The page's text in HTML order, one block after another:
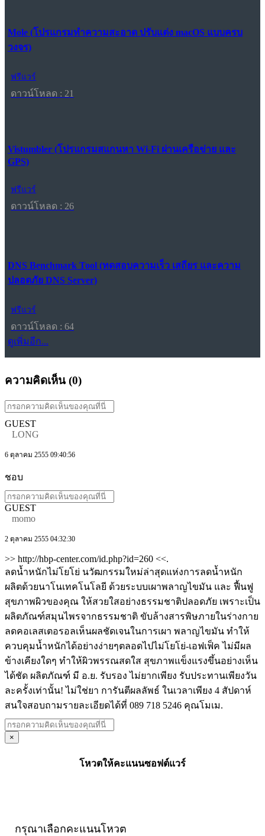
Mole (โปรแกรมทำความสะอาด ปรับแต่ง macOS แบบครบ
วงจร)
ฟรีแวร์
ดาวน์โหลด : 21
Vistumbler (โปรแกรมสแกนหา Wi-Fi ผ่านเครือข่าย และ
GPS)
ฟรีแวร์
ดาวน์โหลด : 26
DNS Benchmark Tool (ทดสอบความเร็ว เสถียร และความ
ปลอดภัย DNS Server)
ฟรีแวร์
ดาวน์โหลด : 64
ดูเพิ่มอีก...
ความคิดเห็น (0)
GUEST
LONG
6 ตุลาคม 2555 09:40:56
ชอบ
GUEST
momo
2 ตุลาคม 2555 04:32:30
>> http://hbp-center.com/id.php?id=260 <<.
ลดน้ำหนักไม่โยโย่ นวัฒกรรมใหม่ล่าสุดแห่งการลดน้ำหนัก
ผลิตด้วยนาโนเทคโนโลยี ด้วยระบบเผาพลาญไขมัน และ ฟื้นฟู
สุขภาพผิวของคุณ ให้สวยใสอย่างธรรมชาติปลอดภัย เพราะเป็น
ผลิตภัณฑ์สมุนไพรจากธรรมชาติ ขับล้างสารพิษภายในร่างกาย
ลดคอเลสเตอรอลเห็นผลชัดเจนในการเผา พลาญไขมัน ทำให้
ควบคุมน้ำหนักได้อย่างง่ายๆตลอดไปไม่โยโย่-เอฟเฟ็ค ไม่มีผล
ข้างเคียงใดๆ ทำให้ผิวพรรณสดใส สุขภาพแข็งแรงขึ้นอย่างเห็น
ได้ชัด ผลิตภัณฑ์ มี อ.ย. รับรอง ไม่ยากเพียง รับประทานเพียงวัน
ละครั้งเท่านั้น! ไม่ใช่ยา การันตีผลลัพธ์ ในเวลาเพียง 4 สัปดาห์
สนใจสอบถามรายละเอียดได้ที่ 089 718 5246 คุณโมเม.
×
โหวตให้คะแนนซอฟต์แวร์
กรุณาเลือกคะแนนโหวต